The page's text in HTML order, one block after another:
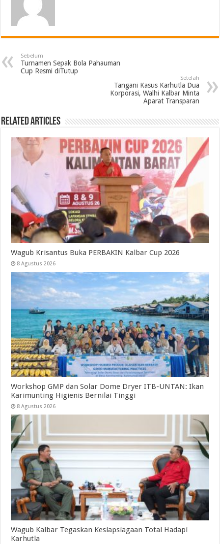
Sebelum
Turnamen Sepak Bola Pahauman
Cup Resmi diTutup
Setelah
Tangani Kasus Karhutla Dua
Korporasi, Walhi Kalbar Minta
Aparat Transparan
Related Articles
Wagub Krisantus Buka PERBAKIN Kalbar Cup 2026
8 Agustus 2026
Workshop GMP dan Solar Dome Dryer ITB-UNTAN: Ikan
Karimunting Higienis Bernilai Tinggi
8 Agustus 2026
Wagub Kalbar Tegaskan Kesiapsiagaan Total Hadapi
Karhutla